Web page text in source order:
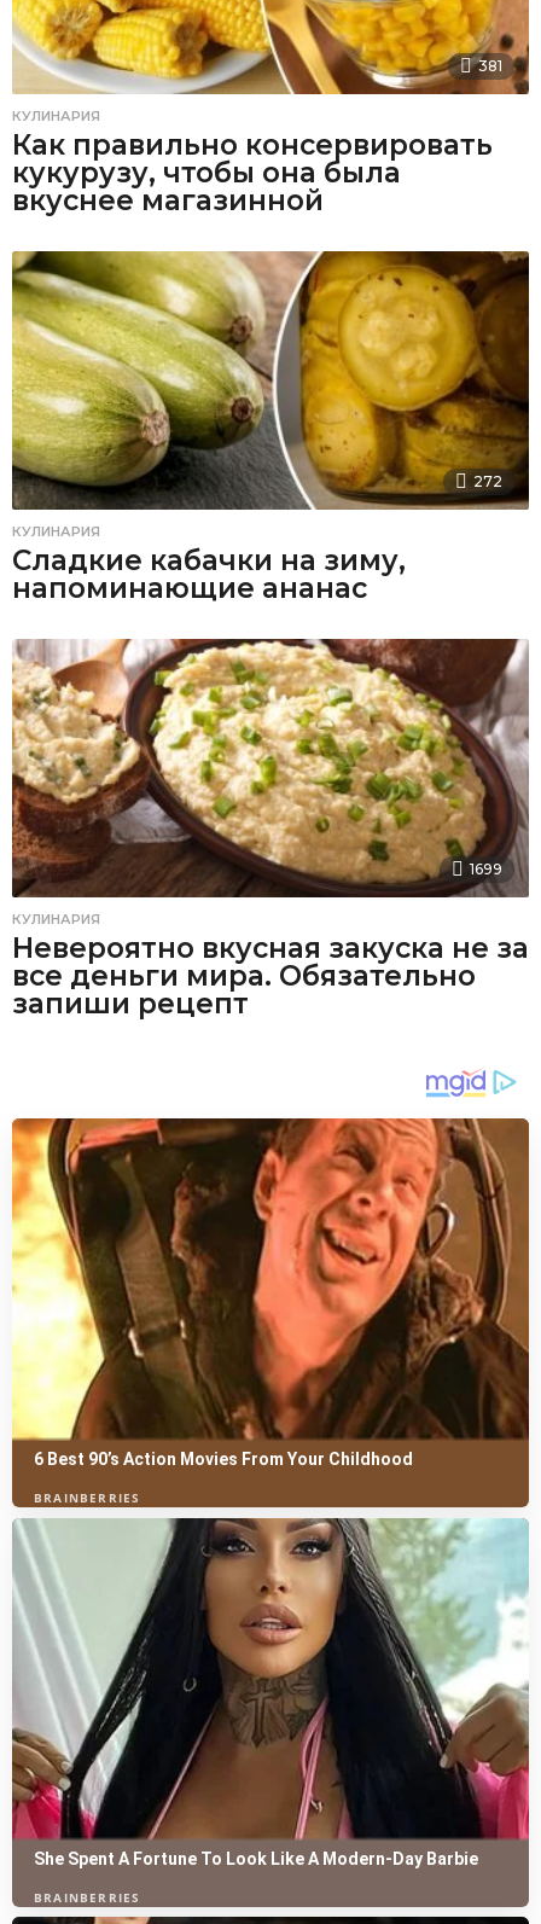
381
КУЛИНАРИЯ
Как правильно консервировать
кукурузу, чтобы она была
вкуснее магазинной
272
КУЛИНАРИЯ
Сладкие кабачки на зиму,
напоминающие ананас
1699
КУЛИНАРИЯ
Невероятно вкусная закуска не за
все деньги мира. Обязательно
запиши рецепт